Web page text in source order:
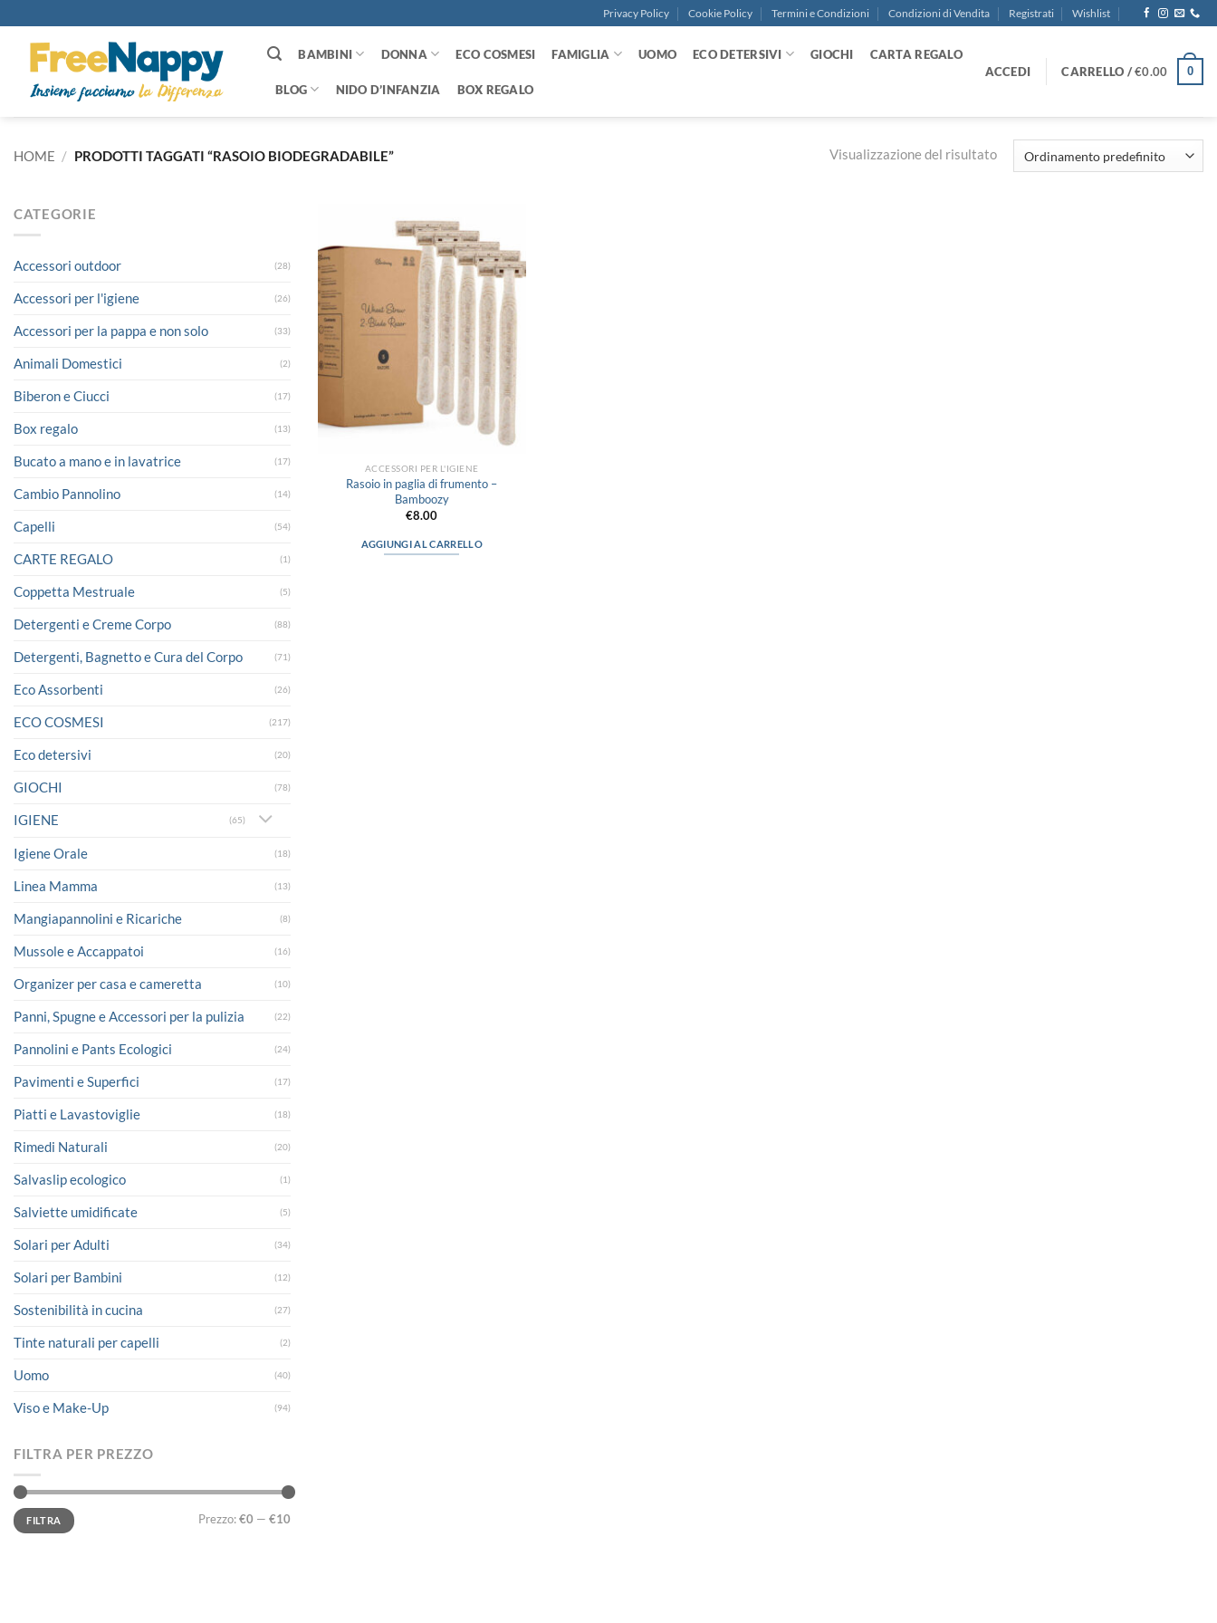
ai
contenuti
Privacy Policy Cookie Policy Termini e Condizioni Condizioni di Vendita Registrati Wishlist
BAMBINI DONNA ECO COSMESI FAMIGLIA UOMO ECO DETERSIVI GIOCHI CARTA REGALO
BLOG NIDO D’INFANZIA BOX REGALO
ACCEDI CARRELLO /€0.00 0
HOME / PRODOTTI TAGGATI “RASOIO BIODEGRADABILE” Visualizzazione del risultato
CATEGORIE
Accessori outdoor (28)
Accessori per l'igiene (26)
Accessori per la pappa e non solo (33)
Animali Domestici (2)
Biberon e Ciucci (17)
Box regalo (13)
Bucato a mano e in lavatrice (17)
Cambio Pannolino (14)
Capelli (54)
CARTE REGALO (1)
Coppetta Mestruale (5)
Detergenti e Creme Corpo (88)
Detergenti, Bagnetto e Cura del Corpo (71)
Eco Assorbenti (26)
ECO COSMESI (217)
Eco detersivi (20)
GIOCHI (78)
IGIENE (65)
Igiene Orale (18)
Linea Mamma (13)
Mangiapannolini e Ricariche (8)
Mussole e Accappatoi (16)
Organizer per casa e cameretta (10)
Panni, Spugne e Accessori per la pulizia (22)
Pannolini e Pants Ecologici (24)
Pavimenti e Superfici (17)
Piatti e Lavastoviglie (18)
Rimedi Naturali (20)
Salvaslip ecologico (1)
Salviette umidificate (5)
Solari per Adulti (34)
Solari per Bambini (12)
Sostenibilità in cucina (27)
Tinte naturali per capelli (2)
Uomo (40)
Viso e Make-Up (94)
FILTRA PER PREZZO
Prezzo
Min
Prezzo
MaxFILTRA Prezzo:€0 — €10
Aggiungi
alla lista
dei
desideri
ACCESSORI PER L'IGIENE
Rasoio in paglia di frumento –
Bamboozy
€8.00
AGGIUNGI AL CARRELLO